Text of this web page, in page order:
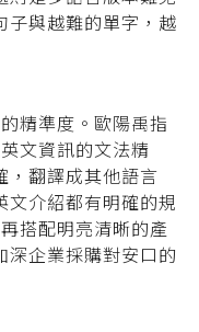
子與越難的單字，越
精準度。 歐陽禹指
文資訊的文法精
，翻譯成其他語言
文介紹都有明確的規
搭配明亮清晰的產
深企業採購對安口的